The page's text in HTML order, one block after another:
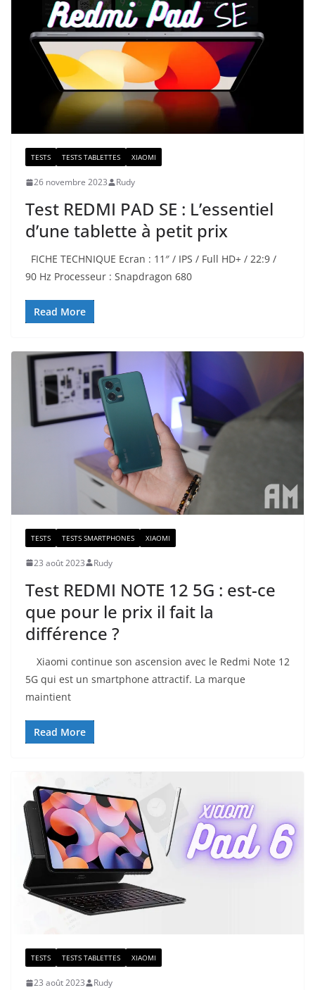
TESTS TESTS TABLETTES XIAOMI
26 novembre 2023 Rudy
Test REDMI PAD SE : L’essentiel
d’une tablette à petit prix
FICHE TECHNIQUE Ecran : 11″ / IPS / Full HD+ / 22:9 /
90 Hz Processeur : Snapdragon 680
Read More
TESTS TESTS SMARTPHONES XIAOMI
23 août 2023 Rudy
Test REDMI NOTE 12 5G : est-ce
que pour le prix il fait la
différence ?
Xiaomi continue son ascension avec le Redmi Note 12
5G qui est un smartphone attractif. La marque
maintient
Read More
TESTS TESTS TABLETTES XIAOMI
23 août 2023 Rudy